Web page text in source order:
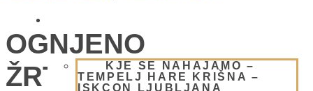
KJE SE NAHAJAMO –
TEMPELJ HARE KRIŠNA –
ISKCON LJUBLJANA
OGNJENO
ŽRTVOVANJE –